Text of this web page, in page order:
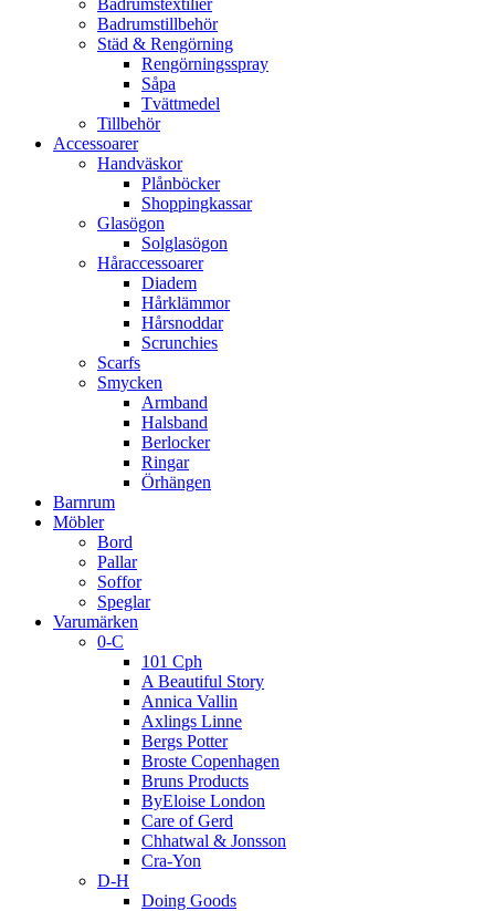
Badrumstextilier
Badrumstillbehör
Städ & Rengörning
Rengörningsspray
Såpa
Tvättmedel
Tillbehör
Accessoarer
Handväskor
Plånböcker
Shoppingkassar
Glasögon
Solglasögon
Håraccessoarer
Diadem
Hårklämmor
Hårsnoddar
Scrunchies
Scarfs
Smycken
Armband
Halsband
Berlocker
Ringar
Örhängen
Barnrum
Möbler
Bord
Pallar
Soffor
Speglar
Varumärken
0-C
101 Cph
A Beautiful Story
Annica Vallin
Axlings Linne
Bergs Potter
Broste Copenhagen
Bruns Products
ByEloise London
Care of Gerd
Chhatwal & Jonsson
Cra-Yon
D-H
Doing Goods